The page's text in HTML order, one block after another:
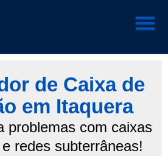
de Caixa de
em Itaquera
problemas com caixas
redes subterrâneas!